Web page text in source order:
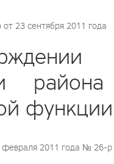
23 сентября 2011 года
февраля 2011 года № 26-р